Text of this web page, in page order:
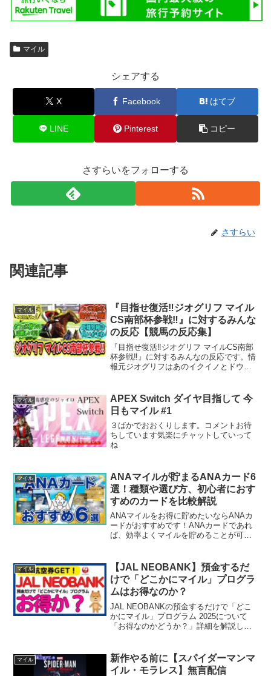
マイル
シェアする
X Facebook はてブ
LINE Pinterest コピー
さすらいをフォローする
さすらい
関連記事
マイル
『目指せ復活‼ジオグリフ マイル
CS南部杯参戦‼』に対するみんな
の反応【競馬の反応集】
『目指せ復活‼ジオグリフ マイルCS南部
杯参戦‼』に対するみんなの反応です。情
報元ジオグリフはあのイクイノとドウデ
で期待したいです！【動画にコメントを
するときのお願い】...
マイル
APEX Switch ダイヤ目指して 今
日もマイル #1
３ばかでおおくりします。コメントお待
ちしています気楽にチャットしていって
ね
マイル
ANAマイルが貯まるANAカード6
選！種類や選び方、初心者におす
すめのカードを比較解説
ANAマイルをお得に貯めたいならANAカ
ードがおすすめです！ANAカードであれ
ば、効率よくマイルを貯めることが可能
カードといっても30種類以上あって、ど
れを選べばいい...
マイル
【JAL NEOBANK】預金するだ
けで「どこかにマイル」プログラ
ムはお得なのか？
JAL NEOBANKの預金するだけで「どこ
かにマイル」プログラム 2025について
「お得なのかどうか？」詳細を解説しま
貨預金でどこかにマイルプログラム住信
SBIネッ...
マイル
新作やる前に【スパイダーマンマ
イル・モラレス】無言配信